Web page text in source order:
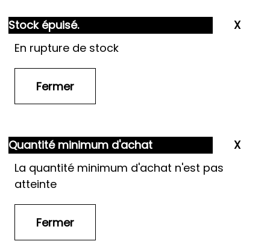
Stock épuisé.
En rupture de stock
Quantité minimum d'achat
La quantité minimum d'achat n'est pas
atteinte